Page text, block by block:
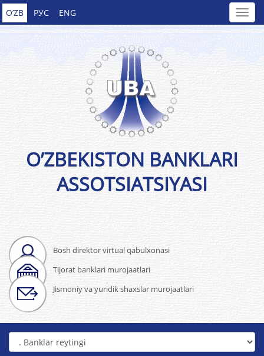
O’ZB РУС ENG
Bosh direktor virtual qabulxonasi
Tijorat banklari murojaatlari
Jismoniy va yuridik shaxslar murojaatlari
O’ZBEKISTON BANKLARI
ASSOTSIATSIYASI